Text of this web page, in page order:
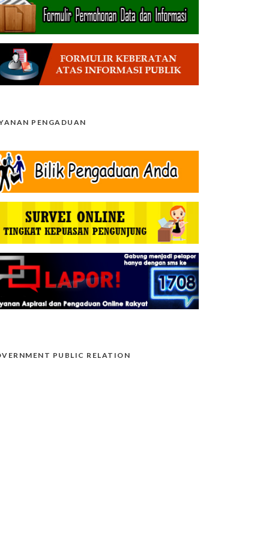
PENGADUAN
PUBLIC RELATION